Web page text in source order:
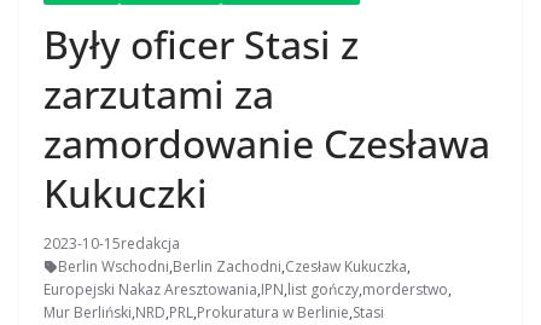
Były oficer Stasi z
zarzutami za
zamordowanie Czesława
Kukuczki
2023-10-15redakcja
Berlin Wschodni,Berlin Zachodni,Czesław Kukuczka,
Europejski Nakaz Aresztowania,IPN,list gończy,morderstwo,
Mur Berliński,NRD,PRL,Prokuratura w Berlinie,Stasi